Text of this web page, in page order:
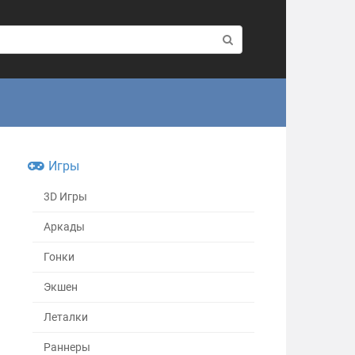
Игры
3D Игры
Аркады
Гонки
Экшен
Леталки
Раннеры